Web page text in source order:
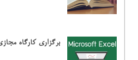
برگزاری کارگاه